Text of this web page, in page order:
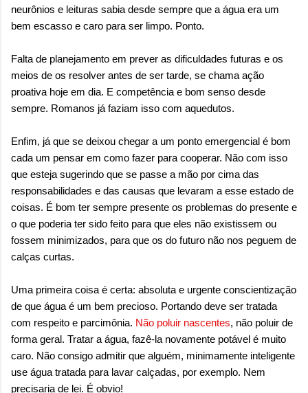
neurônios e leituras sabia desde sempre que a água era um
bem escasso e caro para ser limpo. Ponto.
Falta de planejamento em prever as dificuldades futuras e os
meios de os resolver antes de ser tarde, se chama ação
proativa hoje em dia. E competência e bom senso desde
sempre. Romanos já faziam isso com aquedutos.
Enfim, já que se deixou chegar a um ponto emergencial é bom
cada um pensar em como fazer para cooperar. Não com isso
que esteja sugerindo que se passe a mão por cima das
responsabilidades e das causas que levaram a esse estado de
coisas. É bom ter sempre presente os problemas do presente e
o que poderia ter sido feito para que eles não existissem ou
fossem minimizados, para que os do futuro não nos peguem de
calças curtas.
Uma primeira coisa é certa: absoluta e urgente conscientização
de que água é um bem precioso. Portando deve ser tratada
com respeito e parcimônia. Não poluir nascentes, não poluir de
forma geral. Tratar a água, fazê-la novamente potável é muito
caro. Não consigo admitir que alguém, minimamente inteligente
use água tratada para lavar calçadas, por exemplo. Nem
precisaria de lei. É obvio!